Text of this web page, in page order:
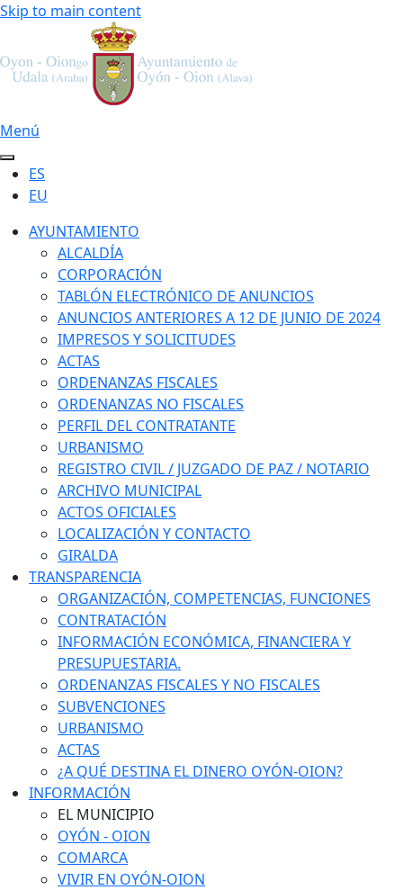
Skip to main content
Menú
ES
EU
AYUNTAMIENTO
ALCALDÍA
CORPORACIÓN
TABLÓN ELECTRÓNICO DE ANUNCIOS
ANUNCIOS ANTERIORES A 12 DE JUNIO DE 2024
IMPRESOS Y SOLICITUDES
ACTAS
ORDENANZAS FISCALES
ORDENANZAS NO FISCALES
PERFIL DEL CONTRATANTE
URBANISMO
REGISTRO CIVIL / JUZGADO DE PAZ / NOTARIO
ARCHIVO MUNICIPAL
ACTOS OFICIALES
LOCALIZACIÓN Y CONTACTO
GIRALDA
TRANSPARENCIA
ORGANIZACIÓN, COMPETENCIAS, FUNCIONES
CONTRATACIÓN
INFORMACIÓN ECONÓMICA, FINANCIERA Y
PRESUPUESTARIA.
ORDENANZAS FISCALES Y NO FISCALES
SUBVENCIONES
URBANISMO
ACTAS
¿A QUÉ DESTINA EL DINERO OYÓN-OION?
INFORMACIÓN
EL MUNICIPIO
OYÓN - OION
COMARCA
VIVIR EN OYÓN-OION